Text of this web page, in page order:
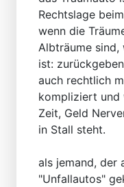
Rechtslage
wenn die
Albträume sind,
ist:
auch rechtlich
kompliziert und
Zeit, Geld
in Stall steht.
als jemand, der
"Unfallautos"